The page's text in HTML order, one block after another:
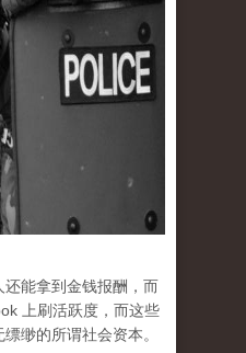
能拿到金钱报酬，而
上刷活跃度，而这些
缈的所谓社会资本。